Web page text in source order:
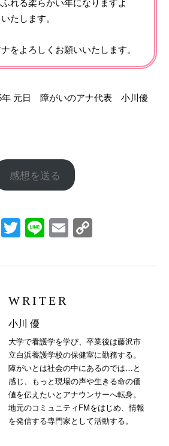
たします。
をよろしくお願いいたします。
年 元日 障がいのアナ代表 小川優
感想を送る
Facebook
Twitter
LineEmail
WRITER
小川 優
大学で看護学を学び、卒業後は藤沢市
立白浜養護学校の保健室に勤務する。
障がいとは社会の中にあるのでは…と
感じ、もっと現場の声や生きる命の価
値を伝えたいとアナウンサーへ転身。
地元のコミュニティFMをはじめ、情報
を発信する専門家として活動する。